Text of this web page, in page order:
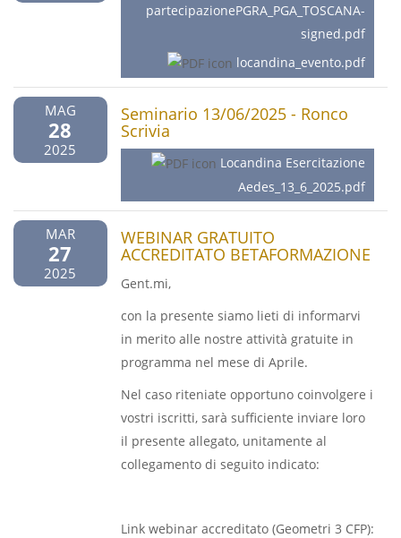
partecipazionePGRA_PGA_TOSCANA-
signed.pdf
locandina_evento.pdf
MAG
28
2025
Seminario 13/06/2025 - Ronco
Scrivia
Locandina Esercitazione
Aedes_13_6_2025.pdf
MAR
27
2025
WEBINAR GRATUITO
ACCREDITATO BETAFORMAZIONE
Gent.mi,
con la presente siamo lieti di informarvi
in merito alle nostre attività gratuite in
programma nel mese di Aprile.
Nel caso riteniate opportuno coinvolgere i
vostri iscritti, sarà sufficiente inviare loro
il presente allegato, unitamente al
collegamento di seguito indicato:
Link webinar accreditato (Geometri 3 CFP):